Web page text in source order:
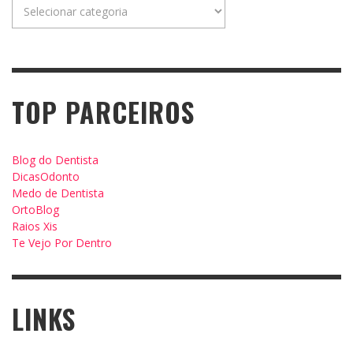
TOP PARCEIROS
Blog do Dentista
DicasOdonto
Medo de Dentista
OrtoBlog
Raios Xis
Te Vejo Por Dentro
LINKS